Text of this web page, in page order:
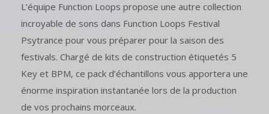
L’équipe Function Loops propose une autre collection
incroyable de sons dans Function Loops Festival
Psytrance pour vous préparer pour la saison des
festivals. Chargé de kits de construction étiquetés 5
Key et BPM, ce pack d’échantillons vous apportera une
énorme inspiration instantanée lors de la production
de vos prochains morceaux.